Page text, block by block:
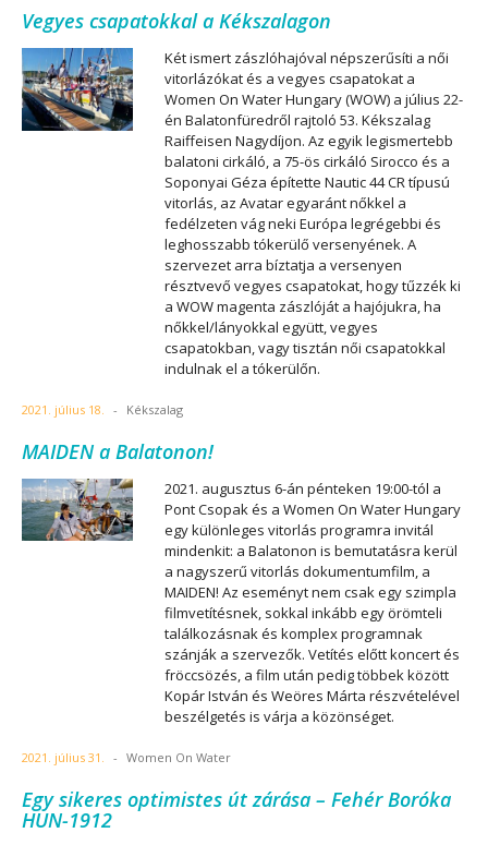
Vegyes csapatokkal a Kékszalagon
Két ismert zászlóhajóval népszerűsíti a női
vitorlázókat és a vegyes csapatokat a
Women On Water Hungary (WOW) a július 22-
én Balatonfüredről rajtoló 53. Kékszalag
Raiffeisen Nagydíjon. Az egyik legismertebb
balatoni cirkáló, a 75-ös cirkáló Sirocco és a
Soponyai Géza építette Nautic 44 CR típusú
vitorlás, az Avatar egyaránt nőkkel a
fedélzeten vág neki Európa legrégebbi és
leghosszabb tókerülő versenyének. A
szervezet arra bíztatja a versenyen
résztvevő vegyes csapatokat, hogy tűzzék ki
a WOW magenta zászlóját a hajójukra, ha
nőkkel/lányokkal együtt, vegyes
csapatokban, vagy tisztán női csapatokkal
indulnak el a tókerülőn.
2021. július 18. - Kékszalag
MAIDEN a Balatonon!
2021. augusztus 6-án pénteken 19:00-tól a
Pont Csopak és a Women On Water Hungary
egy különleges vitorlás programra invitál
mindenkit: a Balatonon is bemutatásra kerül
a nagyszerű vitorlás dokumentumfilm, a
MAIDEN! Az eseményt nem csak egy szimpla
filmvetítésnek, sokkal inkább egy örömteli
találkozásnak és komplex programnak
szánják a szervezők. Vetítés előtt koncert és
fröccsözés, a film után pedig többek között
Kopár István és Weöres Márta részvételével
beszélgetés is várja a közönséget.
2021. július 31. - Women On Water
Egy sikeres optimistes út zárása – Fehér Boróka
HUN-1912